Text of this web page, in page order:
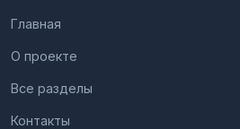
Главная
О проекте
Все разделы
Контакты